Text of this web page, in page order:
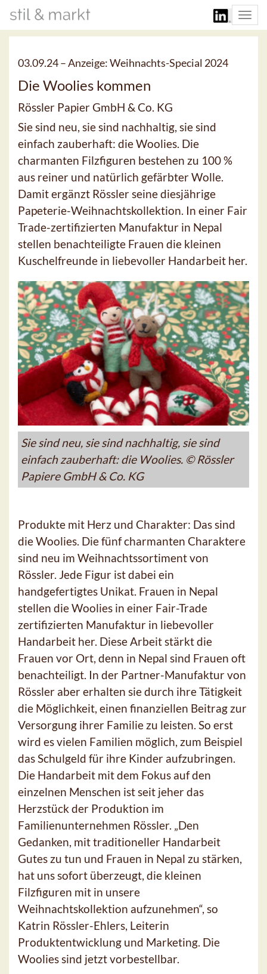
03.09.24 –Anzeige: Weihnachts-Special 2024
Die Woolies kommen
Rössler Papier GmbH & Co. KG
Sie sind neu, sie sind nachhaltig, sie sind
einfach zauberhaft: die Woolies. Die
charmanten Filzfiguren bestehen zu 100 %
aus reiner und natürlich gefärbter Wolle.
Damit ergänzt Rössler seine diesjährige
Papeterie-Weihnachtskollektion. In einer Fair
Trade-zertifizierten Manufaktur in Nepal
stellen benachteiligte Frauen die kleinen
Kuschelfreunde in liebevoller Handarbeit her.
Sie sind neu, sie sind nachhaltig, sie sind
einfach zauberhaft: die Woolies. © Rössler
Papiere GmbH & Co. KG
Produkte mit Herz und Charakter: Das sind
die Woolies. Die fünf charmanten Charaktere
sind neu im Weihnachtssortiment von
Rössler. Jede Figur ist dabei ein
handgefertigtes Unikat. Frauen in Nepal
stellen die Woolies in einer Fair-Trade
zertifizierten Manufaktur in liebevoller
Handarbeit her. Diese Arbeit stärkt die
Frauen vor Ort, denn in Nepal sind Frauen oft
benachteiligt. In der Partner-Manufaktur von
Rössler aber erhalten sie durch ihre Tätigkeit
die Möglichkeit, einen finanziellen Beitrag zur
Versorgung ihrer Familie zu leisten. So erst
wird es vielen Familien möglich, zum Beispiel
das Schulgeld für ihre Kinder aufzubringen.
Die Handarbeit mit dem Fokus auf den
einzelnen Menschen ist seit jeher das
Herzstück der Produktion im
Familienunternehmen Rössler. „Den
Gedanken, mit traditioneller Handarbeit
Gutes zu tun und Frauen in Nepal zu stärken,
hat uns sofort überzeugt, die kleinen
Filzfiguren mit in unsere
Weihnachtskollektion aufzunehmen“, so
Katrin Rössler-Ehlers, Leiterin
Produktentwicklung und Marketing. Die
Woolies sind jetzt vorbestellbar.